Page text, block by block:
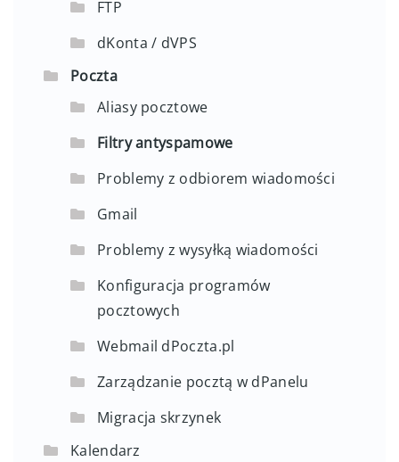
FTP
dKonta / dVPS
Poczta
Aliasy pocztowe
Filtry antyspamowe
Problemy z odbiorem wiadomości
Gmail
Problemy z wysyłką wiadomości
Konfiguracja programów
pocztowych
Webmail dPoczta.pl
Zarządzanie pocztą w dPanelu
Migracja skrzynek
Kalendarz